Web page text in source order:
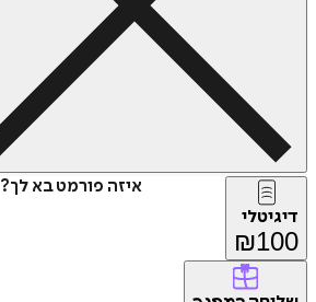
איזה פורמט בא לך?
דיגיטלי
₪100